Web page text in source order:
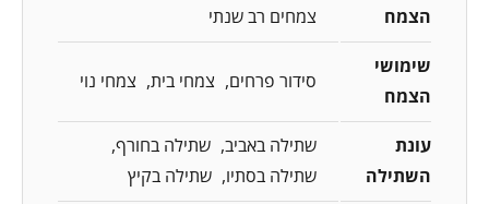
הצמח
צמחים רב שנתי
שימושי
הצמח
סידור פרחים צמחי בית צמחי נוי
עונת
השתילה
שתילה באביב שתילה בחורף
שתילה בסתיו
שתילה בקיץ